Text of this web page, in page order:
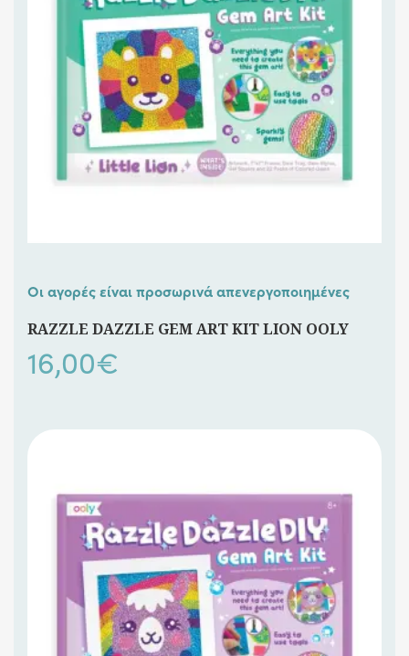
Οι αγορές είναι προσωρινά απενεργοποιημένες
RAZZLE DAZZLE GEM ART KIT LION OOLY
16,00€